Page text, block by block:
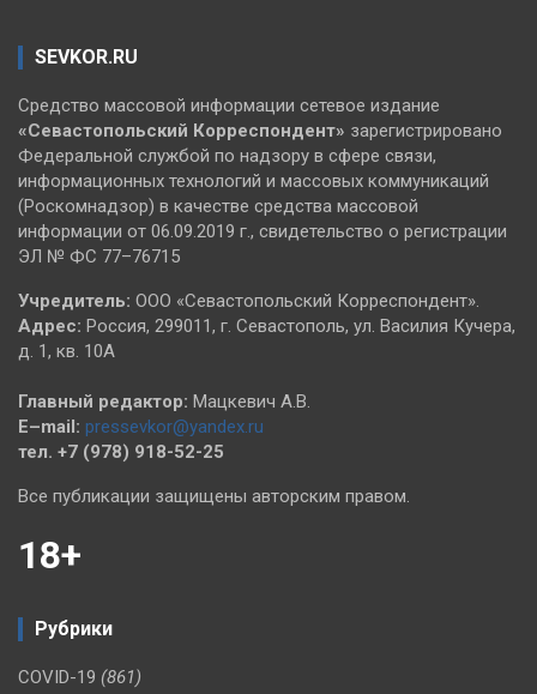
SEVKOR.RU
Средство массовой информации сетевое издание
«Севастопольский Корреспондент» зарегистрировано
Федеральной службой по надзору в сфере связи,
информационных технологий и массовых коммуникаций
(Роскомнадзор) в качестве средства массовой
информации от 06.09.2019 г., свидетельство о регистрации
ЭЛ № ФС 77–76715
Учредитель: ООО «Севастопольский Корреспондент».
Адрес: Россия, 299011, г. Севастополь, ул. Василия Кучера,
д. 1, кв. 10А
Главный редактор: Мацкевич А.В.
E–mail: pressevkor@yandex.ru
тел. +7 (978) 918-52-25
Все публикации защищены авторским правом.
18+
Рубрики
COVID-19 (861)